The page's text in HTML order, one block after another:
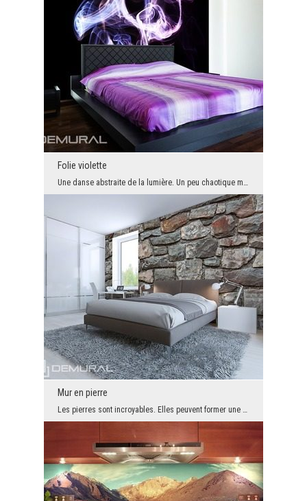
Folie violette
Une danse abstraite de la lumière. Un peu chaotique mais complètement libre. Un fond sombre fait ...
Mur en pierre
Les pierres sont incroyables. Elles peuvent former une décoration intéressante et originale. Leur...